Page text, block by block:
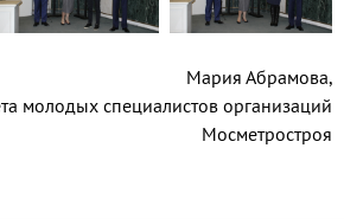
Мария Абрамова,
молодых специалистов организаций
Мосметростроя